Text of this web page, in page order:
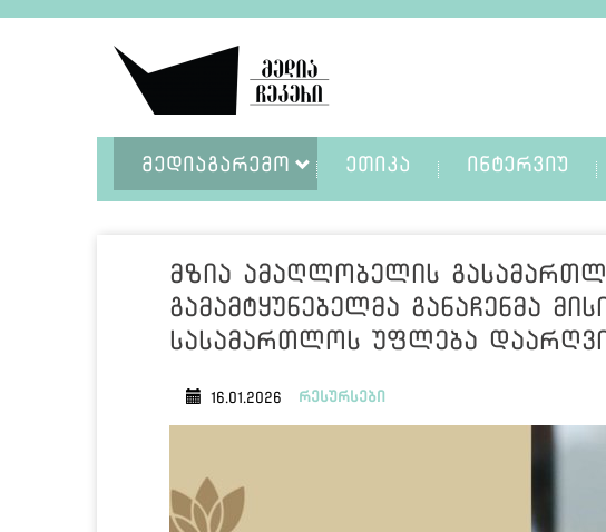
ᲛᲔᲓᲘᲐᲒᲐᲠᲔᲛᲝ ᲔᲗᲘᲙᲐ ᲘᲜᲢᲔᲠᲕᲘᲣ
მზია ამაღლობელის
გამამტყუნებელმა განაჩენმა
სასამართლოს უფლება
16.01.2026 რესურსები